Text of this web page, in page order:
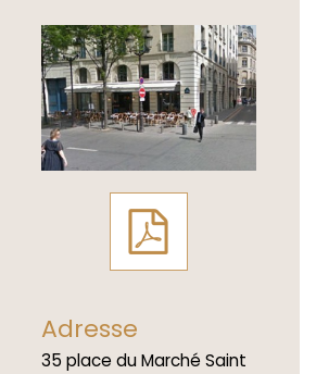
Adresse
35 place du Marché Saint